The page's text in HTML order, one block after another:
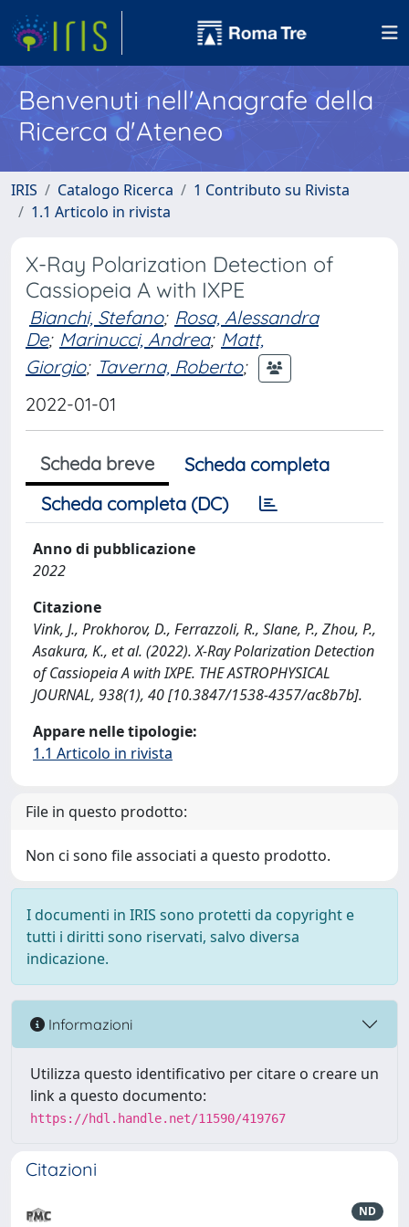
Benvenuti nell'Anagrafe della
Ricerca d'Ateneo
IRIS Catalogo Ricerca
1 Contributo su Rivista
1.1 Articolo in rivista
X-Ray Polarization Detection of
Cassiopeia A with IXPE
Bianchi, Stefano; Rosa, Alessandra
De; Marinucci, Andrea; Matt,
Giorgio; Taverna, Roberto;
2022-01-01
Scheda breve
Scheda completa
Scheda completa (DC)
Anno di pubblicazione
2022
Citazione
Vink, J., Prokhorov, D., Ferrazzoli, R., Slane, P., Zhou, P.,
Asakura, K., et al. (2022). X-Ray Polarization Detection
of Cassiopeia A with IXPE. THE ASTROPHYSICAL
JOURNAL, 938(1), 40 [10.3847/1538-4357/ac8b7b].
Appare nelle tipologie:
1.1 Articolo in rivista
File in questo prodotto:
Non ci sono file associati a questo prodotto.
I documenti in IRIS sono protetti da copyright e
tutti i diritti sono riservati, salvo diversa
indicazione.
Informazioni
Utilizza questo identificativo per citare o creare un
link a questo documento:
https://hdl.handle.net/11590/419767
Citazioni
ND